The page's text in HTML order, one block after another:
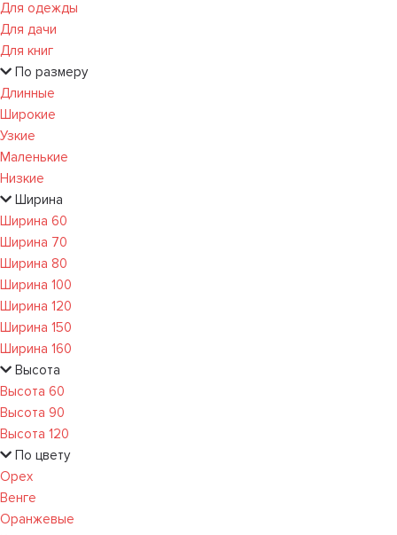
Для одежды
Для дачи
Для книг
По размеру
Длинные
Широкие
Узкие
Маленькие
Низкие
Ширина
Ширина 60
Ширина 70
Ширина 80
Ширина 100
Ширина 120
Ширина 150
Ширина 160
Высота
Высота 60
Высота 90
Высота 120
По цвету
Орех
Венге
Оранжевые